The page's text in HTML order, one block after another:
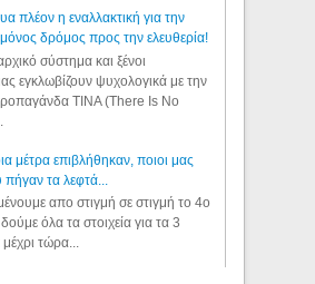
πλέον η εναλλακτική για την
δρόμος προς την ελευθερία!
σύστημα και ξένοι
εγκλωβίζουν ψυχολογικά με την
TINA (There Is No
μέτρα επιβλήθηκαν, ποιοι μας
τα λεφτά...
απο στιγμή σε στιγμή το 4ο
όλα τα στοιχεία για τα 3
τώρα...